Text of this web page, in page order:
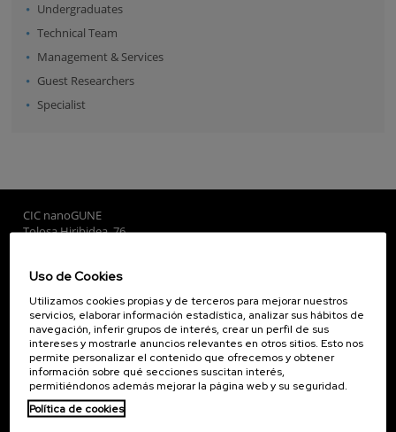
Undergraduates
Technical Team
Management & Services
Guest Researchers
Specialist
CIC nanoGUNE
Tolosa Hiribidea, 76
Subscribe to our Newsletter
nanoGUNE
Investigación
Transferencia
Formación
Uso de Cookies
Utilizamos cookies propias y de terceros para mejorar nuestros
servicios, elaborar información estadística, analizar sus hábitos de
navegación, inferir grupos de interés, crear un perfil de sus
intereses y mostrarle anuncios relevantes en otros sitios. Esto nos
permite personalizar el contenido que ofrecemos y obtener
información sobre qué secciones suscitan interés,
permitiéndonos además mejorar la página web y su seguridad.
Política de cookies